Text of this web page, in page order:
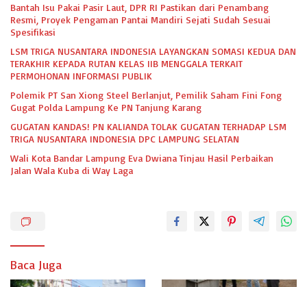
Bantah Isu Pakai Pasir Laut, DPR RI Pastikan dari Penambang
Resmi, Proyek Pengaman Pantai Mandiri Sejati Sudah Sesuai
Spesifikasi
LSM TRIGA NUSANTARA INDONESIA LAYANGKAN SOMASI KEDUA DAN
TERAKHIR KEPADA RUTAN KELAS IIB MENGGALA TERKAIT
PERMOHONAN INFORMASI PUBLIK
Polemik PT San Xiong Steel Berlanjut, Pemilik Saham Fini Fong
Gugat Polda Lampung Ke PN Tanjung Karang
GUGATAN KANDAS! PN KALIANDA TOLAK GUGATAN TERHADAP LSM
TRIGA NUSANTARA INDONESIA DPC LAMPUNG SELATAN
Wali Kota Bandar Lampung Eva Dwiana Tinjau Hasil Perbaikan
Jalan Wala Kuba di Way Laga
Baca Juga